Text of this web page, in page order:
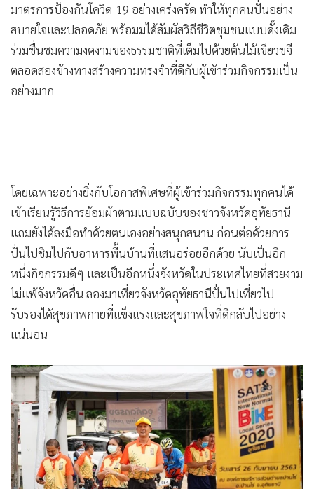
มาตรการป้องกันโควิด-19 อย่างเคร่งครัด ทำให้ทุกคนปั่นอย่าง
สบายใจและปลอดภัย พร้อมมได้สัมผัสวิถีชีวิตชุมชนแบบดั้งเดิม
ร่วมชื่นชมความงดงามของธรรมชาติที่เต็มไปด้วยต้นไม้เขียวขจี
ตลอดสองข้างทางสร้างความทรงจำที่ดีกับผู้เข้าร่วมกิจกรรมเป็น
อย่างมาก
โดยเฉพาะอย่างยิ่งกับโอกาสพิเศษที่ผู้เข้าร่วมกิจกรรมทุกคนได้
เข้าเรียนรู้วิธีการย้อมผ้าตามแบบฉบับของชาวจังหวัดอุทัยธานี
แถมยังได้ลงมือทำด้วยตนเองอย่างสนุกสนาน ก่อนต่อด้วยการ
ปั่นไปชิมไปกับอาหารพื้นบ้านที่แสนอร่อยอีกด้วย นับเป็นอีก
หนึ่งกิจกรรมดีๆ และเป็นอีกหนึ่งจังหวัดในประเทศไทยที่สวยงาม
ไม่แพ้จังหวัดอื่น ลองมาเที่ยวจังหวัดอุทัยธานีปั่นไปเที่ยวไป
รับรองได้สุขภาพกายที่แข็งแรงและสุขภาพใจที่ดีกลับไปอย่าง
แน่นอน